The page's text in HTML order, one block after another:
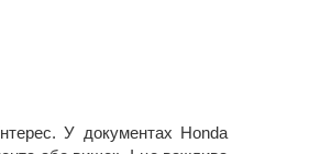
У документах Honda